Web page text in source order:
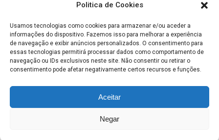
Politica de Cookies
Usamos tecnologias como cookies para armazenar e/ou aceder a
informações do dispositivo. Fazemos isso para melhorar a experiência
de navegação e exibir anúncios personalizados. O consentimento para
essas tecnologias permitirá processar dados como comportamento de
navegação ou IDs exclusivos neste site. Não consentir ou retirar o
consentimento pode afetar negativamente certos recursos e funções.
Aceitar
Negar
Os alimentos que ajudam a emagrecer
Fevereiro 9, 2012
Escola FitnessCopyright © 2026.